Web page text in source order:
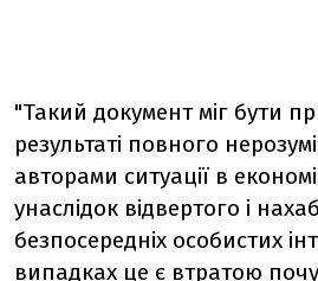
"Такий документ міг бути
результаті повного
авторами ситуації в
унаслідок відвертого і
безпосередніх особистих
випадках це є втратою